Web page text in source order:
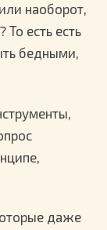
наоборот,
То есть есть
бедными,
даже